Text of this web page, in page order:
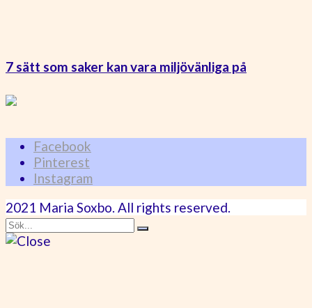
7 sätt som saker kan vara miljövänliga på
Facebook
Pinterest
Instagram
2021 Maria Soxbo. All rights reserved.